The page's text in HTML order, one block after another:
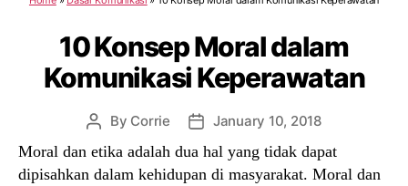
10 Konsep Moral dalam
Komunikasi Keperawatan
Post
author
By Corrie
Post
date
January 10, 2018
Moral dan etika adalah dua hal yang tidak dapat
dipisahkan dalam kehidupan di masyarakat. Moral dan